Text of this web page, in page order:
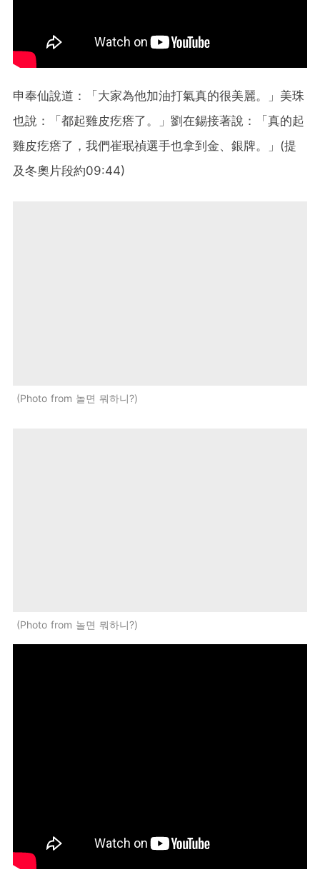
申奉仙說道：「大家為他加油打氣真的很美麗。」美珠
也說：「都起雞皮疙瘩了。」劉在錫接著說：「真的起
雞皮疙瘩了，我們崔珉禎選手也拿到金、銀牌。」(提
及冬奧片段約09:44)
Photo from 놀면 뭐하니?
Photo from 놀면 뭐하니?